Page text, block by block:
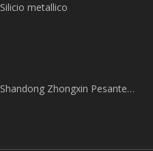
Silicio metallico
Shandong Zhongxin Pesante